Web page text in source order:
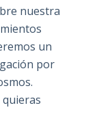
nuestra
un
por